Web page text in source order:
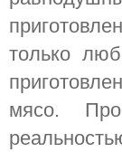
только
мясо.